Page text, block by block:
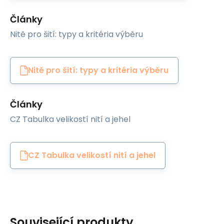
Články
Nitě pro šití: typy a kritéria výběru
Nitě pro šití: typy a kritéria výběru
Články
CZ Tabulka velikostí nití a jehel
CZ Tabulka velikostí nití a jehel